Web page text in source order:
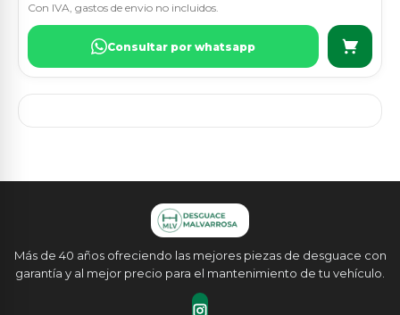
Con IVA, gastos de envio no incluidos.
Consultar por whatsapp
Más de 40 años ofreciendo las mejores piezas de desguace con
garantía y al mejor precio para el mantenimiento de tu vehículo.